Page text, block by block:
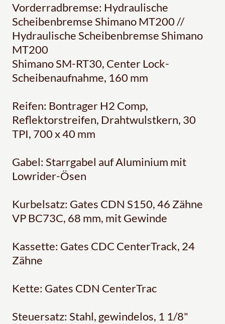
Vorderradbremse: Hydraulische
Scheibenbremse Shimano MT200 //
Hydraulische Scheibenbremse Shimano
MT200
Shimano SM-RT30, Center Lock-
Scheibenaufnahme, 160 mm
Reifen: Bontrager H2 Comp,
Reflektorstreifen, Drahtwulstkern, 30
TPI, 700 x 40 mm
Gabel: Starrgabel auf Aluminium mit
Lowrider-Ösen
Kurbelsatz: Gates CDN S150, 46 Zähne
VP BC73C, 68 mm, mit Gewinde
Kassette: Gates CDC CenterTrack, 24
Zähne
Kette: Gates CDN CenterTrac
Steuersatz: Stahl, gewindelos, 1 1/8"